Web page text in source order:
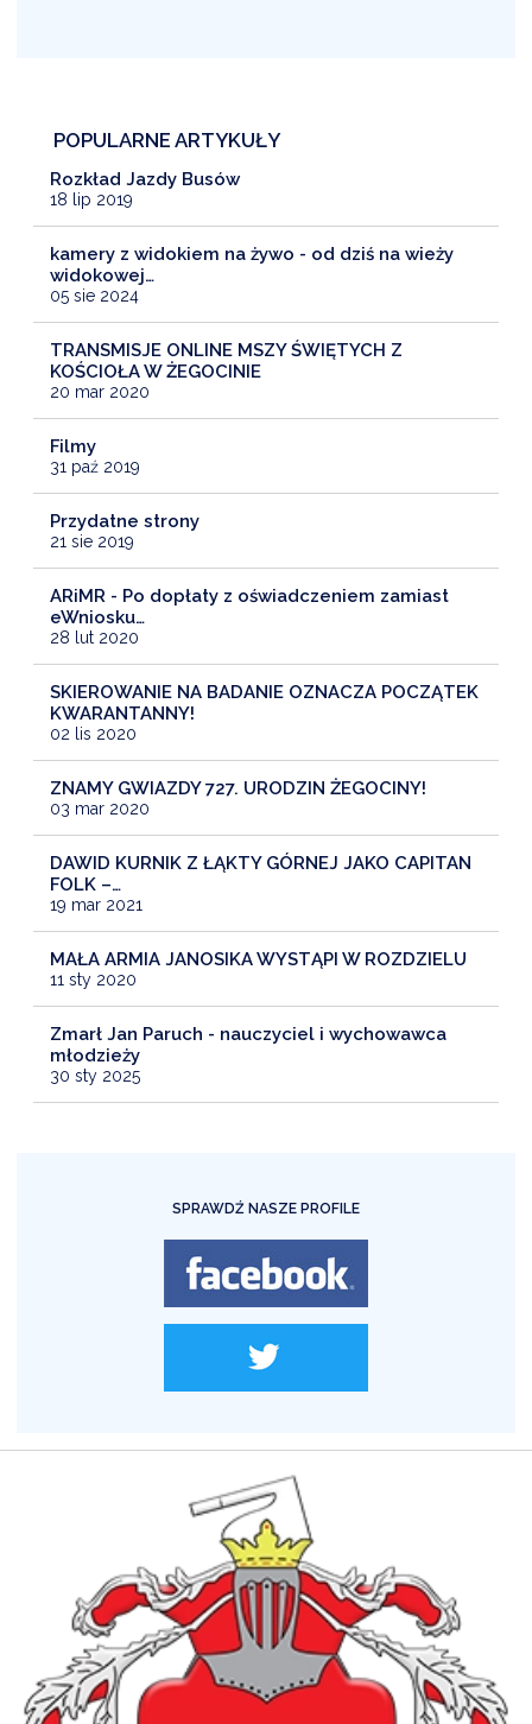
POPULARNE ARTYKUŁY
Rozkład Jazdy Busów
18 lip 2019
kamery z widokiem na żywo - od dziś na wieży
widokowej…
05 sie 2024
TRANSMISJE ONLINE MSZY ŚWIĘTYCH Z
KOŚCIOŁA W ŻEGOCINIE
20 mar 2020
Filmy
31 paź 2019
Przydatne strony
21 sie 2019
ARiMR - Po dopłaty z oświadczeniem zamiast
eWniosku…
28 lut 2020
SKIEROWANIE NA BADANIE OZNACZA POCZĄTEK
KWARANTANNY!
02 lis 2020
ZNAMY GWIAZDY 727. URODZIN ŻEGOCINY!
03 mar 2020
DAWID KURNIK Z ŁĄKTY GÓRNEJ JAKO CAPITAN
FOLK –…
19 mar 2021
MAŁA ARMIA JANOSIKA WYSTĄPI W ROZDZIELU
11 sty 2020
Zmarł Jan Paruch - nauczyciel i wychowawca
młodzieży
30 sty 2025
SPRAWDŹ NASZE PROFILE